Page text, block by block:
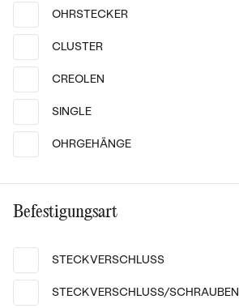
OHRSTECKER
CLUSTER
CREOLEN
SINGLE
OHRGEHÄNGE
Befestigungsart
STECKVERSCHLUSS
STECKVERSCHLUSS/SCHRAUBEN
14k
14 Karat Weißgold, Diamant
Gomati
von € 1 139